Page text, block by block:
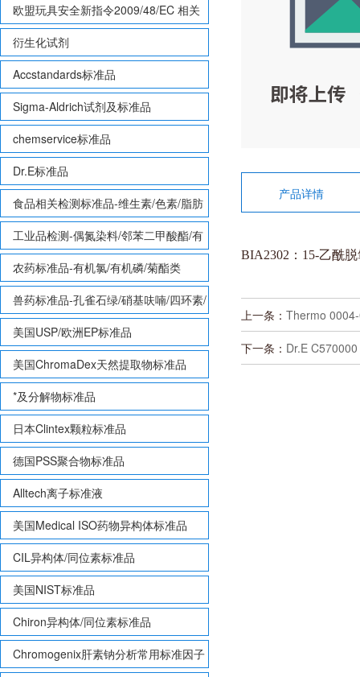
欧盟玩具安全新指令2009/48/EC 相关
致敏性香味剂标准品
衍生化试剂
Accstandards标准品
Sigma-Aldrich试剂及标准品
chemservice标准品
Dr.E标准品
食品相关检测标准品-维生素/色素/脂肪
酸甲酯等
工业品检测-偶氮染料/邻苯二甲酸酯/有
机锡/多溴联苯/多溴联苯醚/多氯联苯
农药标准品-有机氯/有机磷/菊酯类
兽药标准品-孔雀石绿/硝基呋喃/四环素/
磺胺等
美国USP/欧洲EP标准品
美国ChromaDex天然提取物标准品
*及分解物标准品
日本Clintex颗粒标准品
德国PSS聚合物标准品
Alltech离子标准液
美国Medical ISO药物异构体标准品
CIL异构体/同位素标准品
美国NIST标准品
Chiron异构体/同位素标准品
Chromogenix肝素钠分析常用标准因子
产品详情
BIA2302 ：15-乙酰
上一条： Thermo
下一条： Dr.E